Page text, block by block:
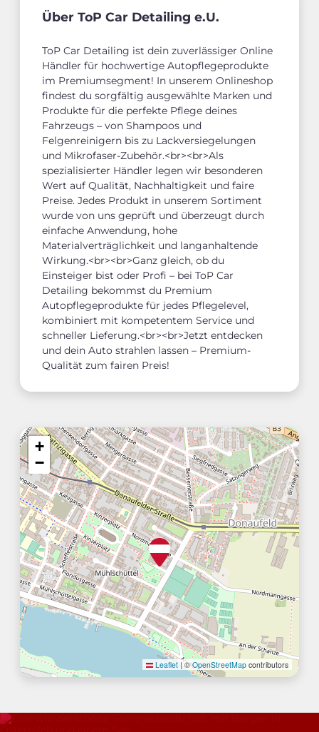
Über ToP Car Detailing e.U.
ToP Car Detailing ist dein zuverlässiger Online
Händler für hochwertige Autopflegeprodukte
im Premiumsegment! In unserem Onlineshop
findest du sorgfältig ausgewählte Marken und
Produkte für die perfekte Pflege deines
Fahrzeugs – von Shampoos und
Felgenreinigern bis zu Lackversiegelungen
und Mikrofaser-Zubehör.<br><br>Als
spezialisierter Händler legen wir besonderen
Wert auf Qualität, Nachhaltigkeit und faire
Preise. Jedes Produkt in unserem Sortiment
wurde von uns geprüft und überzeugt durch
einfache Anwendung, hohe
Materialverträglichkeit und langanhaltende
Wirkung.<br><br>Ganz gleich, ob du
Einsteiger bist oder Profi – bei ToP Car
Detailing bekommst du Premium
Autopflegeprodukte für jedes Pflegelevel,
kombiniert mit kompetentem Service und
schneller Lieferung.<br><br>Jetzt entdecken
und dein Auto strahlen lassen – Premium-
Qualität zum fairen Preis!
+
−
Leaflet |©OpenStreetMap contributors